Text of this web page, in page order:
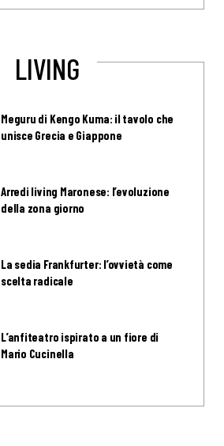
LIVING
Meguru di Kengo Kuma: il tavolo che
unisce Grecia e Giappone
Arredi living Maronese: l’evoluzione
della zona giorno
La sedia Frankfurter: l’ovvietà come
scelta radicale
L’anfiteatro ispirato a un fiore di
Mario Cucinella